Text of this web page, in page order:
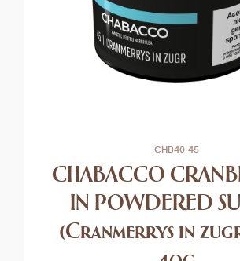
CHB40_45
CHABACCO
IN POWDERED
(Cranmerrys in